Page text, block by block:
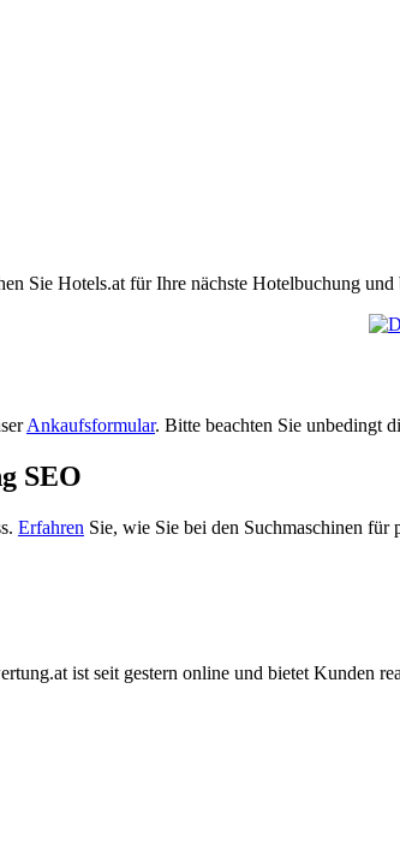
Sie Hotels.at für Ihre nächste Hotelbuchung
Ankaufsformular. Bitte beachten Sie unbedingt
SEO
Erfahren Sie, wie Sie bei den Suchmaschinen
ist seit gestern online und bietet Kunden